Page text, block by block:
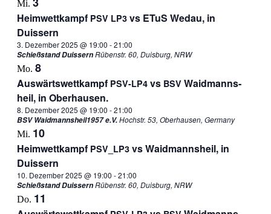
Mi.
Heim­wett­kampf PSV LP3vs ETuS Wedau, in
Duissern
3. Dezember 2025 @ 19:00 -21:00
Schießstand DuissernRübenstr. 60, Duisburg, NRW
Mo. 8
Aus­wärts­wett­kampf PSV-LP4vs BSVWaid­manns­
heil, in Oberhausen.
8. Dezember 2025 @ 19:00 -21:00
BSV Waidmannsheil1957 e.V.Hochstr. 53, Oberhausen, Germany
Mi. 10
Heim­wett­kampf PSV_​LP3vs Waid­manns­heil, in
Duissern
10. Dezember 2025 @ 19:00 -21:00
Schießstand DuissernRübenstr. 60, Duisburg, NRW
Do. 11